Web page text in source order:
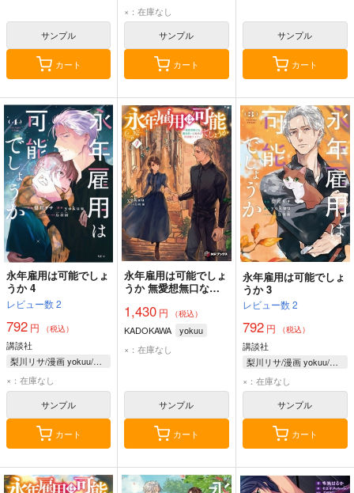
サンプル
カート
×：在庫なし
サンプル
カート
サンプル
カート
永年雇用は可能でしょ
うか 4
レビュー数2
792 円 （税込）
講談社
梨川リサ/漫画 yokuu/原作 烏羽雨/キャラクター原案
×：在庫なし
サンプル
カート
永年雇用は可能でしょ
うか 無愛想無口な魔
ライフ 4
1,430 円 （税込）
KADOKAWA
yokuu
×：在庫なし
サンプル
カート
永年雇用は可能でしょ
うか 3
レビュー数2
792円 （税込）
講談社
梨川リサ/漫画 yokuu/原作 烏羽雨/キャラクター原案
×：在庫なし
サンプル
カート